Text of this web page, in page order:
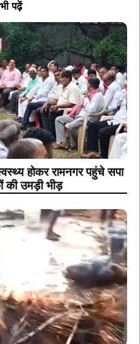
पढ़ें
होकर रामनगर पहुंचे सपा
की उमड़ी भीड़